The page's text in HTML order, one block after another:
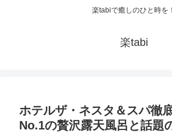
楽tabiで癒しのひと時を！
楽tabi
ホテルザ・ネスタ＆スパ徹
No.1の贅沢露天風呂と話題